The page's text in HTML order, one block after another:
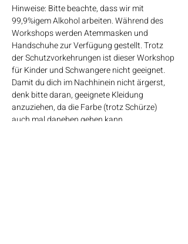
Hinweise: Bitte beachte, dass wir mit
99,9%igem Alkohol arbeiten. Während des
Workshops werden Atemmasken und
Handschuhe zur Verfügung gestellt. Trotz
der Schutzvorkehrungen ist dieser Workshop
für Kinder und Schwangere nicht geeignet.
Damit du dich im Nachhinein nicht ärgerst,
denk bitte daran, geeignete Kleidung
anzuziehen, da die Farbe (trotz Schürze)
auch mal daneben gehen kann.